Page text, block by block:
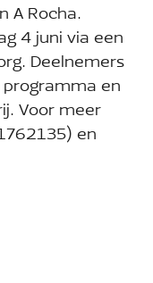
A Rocha.
4 juni via een
Deelnemers
en
Voor meer
en